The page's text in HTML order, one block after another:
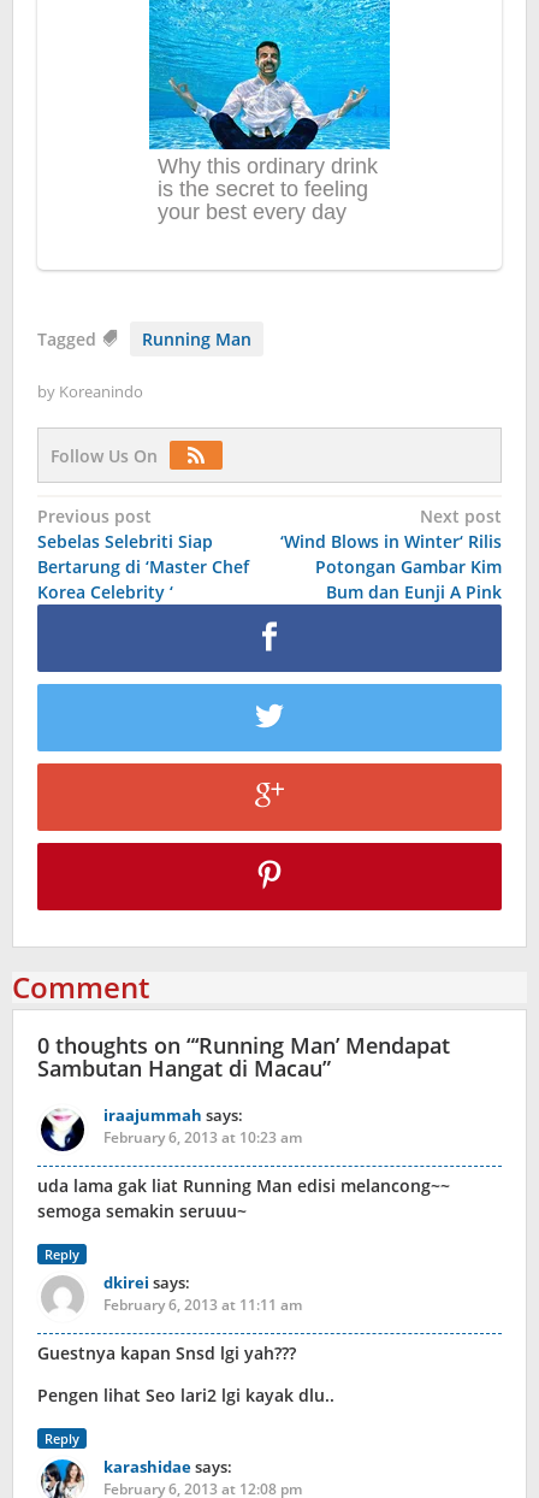
Tagged Running Man
by Koreanindo
Follow Us On
Post
navigation
Previous post
Sebelas Selebriti Siap
Bertarung di ‘Master Chef
Korea Celebrity ‘
Next post
‘Wind Blows in Winter‘ Rilis
Potongan Gambar Kim
Bum dan Eunji A Pink
Comment
0 thoughts on “‘Running Man’ Mendapat
Sambutan Hangat di Macau”
iraajummah says:
February 6, 2013 at 10:23 am
uda lama gak liat Running Man edisi melancong~~
semoga semakin seruuu~
Reply
dkirei says:
February 6, 2013 at 11:11 am
Guestnya kapan Snsd lgi yah???
Pengen lihat Seo lari2 lgi kayak dlu..
Reply
karashidaesays:
February 6, 2013 at 12:08 pm